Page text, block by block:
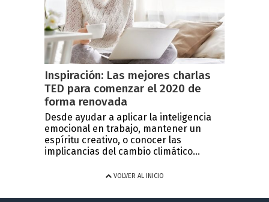
Inspiración: Las mejores charlas
TED para comenzar el 2020 de
forma renovada
Desde ayudar a aplicar la inteligencia
emocional en trabajo, mantener un
espíritu creativo, o conocer las
implicancias del cambio climático...
VOLVER AL INICIO